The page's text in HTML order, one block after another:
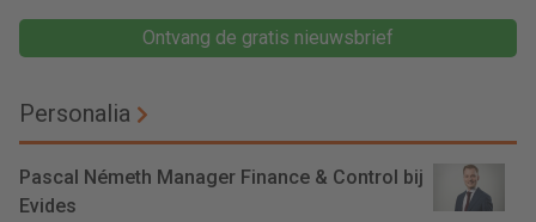
Ontvang de gratis nieuwsbrief
Personalia
Pascal Németh Manager Finance & Control bij
Evides